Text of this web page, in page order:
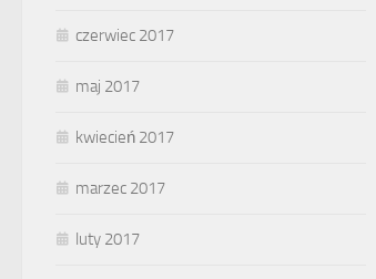
czerwiec 2017
maj 2017
kwiecień 2017
marzec 2017
luty 2017